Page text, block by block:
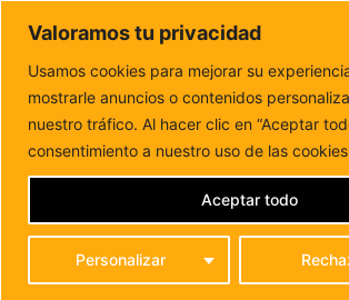
Valoramos tu privacidad
Usamos cookies para mejorar su
mostrarle anuncios o contenidos
nuestro tráfico. Al hacer clic en “Aceptar
consentimiento a nuestro uso de las
Personalizar
Aceptar todo
DUNAS FM
Tu informacion de forma
Inicio FUERTEVENTURA
El Cabildo exige
planificación eléctrica adaptada a
EL CABILDO
ESTADO UNA
PLANIFICACIÓN
ELÉCTRICA